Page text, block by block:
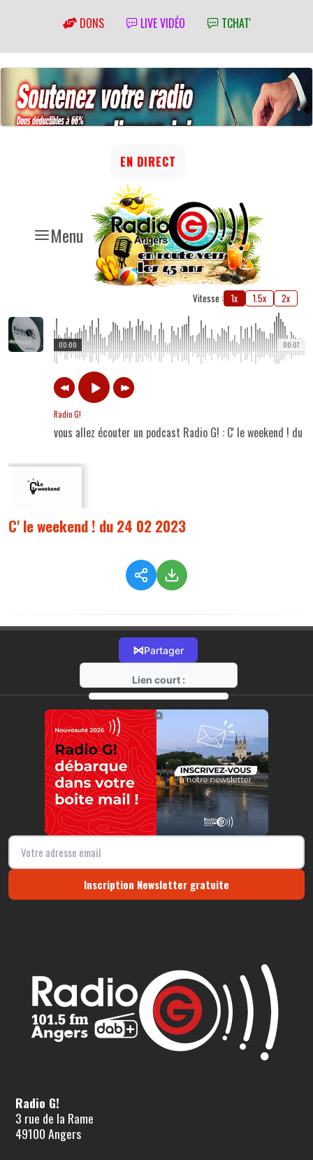
DONS LIVE VIDÉO TCHAT'
Menu
EN DIRECT
Vitesse : 1x 1.5x 2x
00:07
00:00
Radio G!
vous allez écouter un podcast Radio G! : C' le weekend ! du
C' le weekend ! du 24 02 2023
⋈Partager
Lien court :
https://radio-g.fr?10813
⧉
Inscription Newsletter gratuite
Radio G!
3 rue de la Rame
49100 Angers